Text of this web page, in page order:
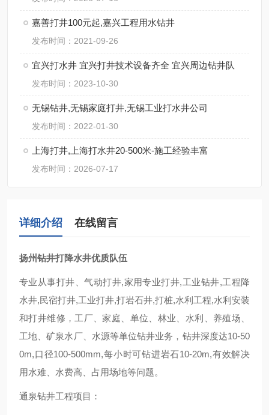
嘉善打井100元起,嘉兴工程用水钻井
发布时间：2021-09-26
宜兴打水井 宜兴打井技术设备齐全 宜兴周边钻井队
发布时间：2023-10-30
无锡钻井,无锡家庭打井,无锡工业打水井公司
发布时间：2022-01-30
上海打井,上海打水井20-500米-施工经验丰富
发布时间：2026-07-17
详细介绍 在线留言
扬州钻井打降水井优质队伍
专业从事打井、气动打井,家用专业打井,工业钻井,工程降
水井,民宿打井,工业打井,打岩石井,打桩,水利工程,水利安装
和打井维修，工厂、家庭、单位、林业、水利、养殖场、
工地、矿泉水厂、水源等单位钻井业务，钻井深度达10-50
0m,口径100-500mm,每小时可钻进岩石10-20m,有效解决
用水难、水费高、占用场地等问题。
通泉钻井工程项目：